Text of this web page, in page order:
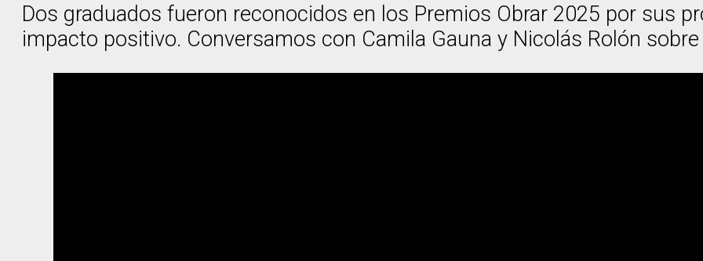
Dos graduados fueron reconocidos en los Premios Obrar 2025 por sus
impacto positivo. Conversamos con Camila Gauna y Nicolás Rolón